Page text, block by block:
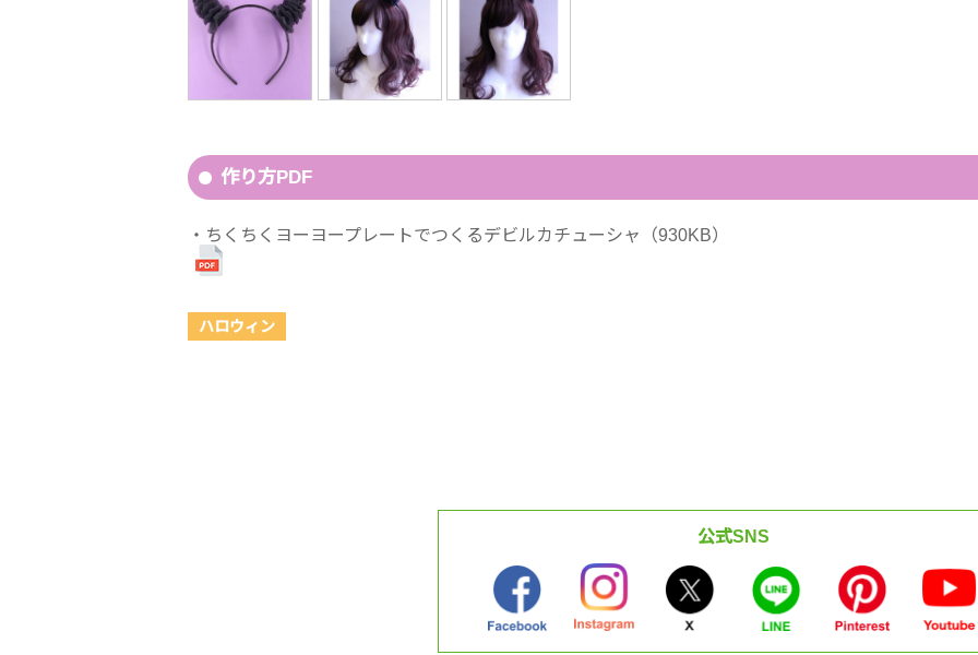
作り方PDF
ちくちくヨーヨープレートでつくるデビルカチューシャ（930KB）
ハロウィン
公式SNS